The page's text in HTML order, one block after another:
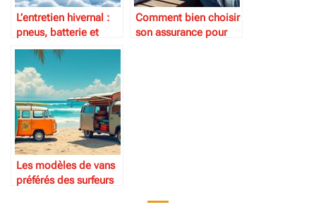
L’entretien hivernal :
pneus, batterie et
protection
Comment bien choisir
son assurance pour
Les modèles de vans
préférés des surfeurs